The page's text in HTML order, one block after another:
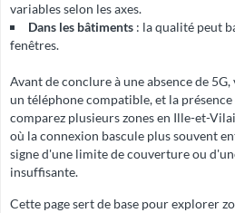
variables selon les axes.
Dans les bâtiments : la qualité peut
fenêtres.
Avant de conclure à une absence de
un téléphone compatible, et la présence
comparez plusieurs zones en Ille-et-
où la connexion bascule plus souvent
signe d'une limite de couverture ou
insuffisante.
Cette page sert de base pour explorer